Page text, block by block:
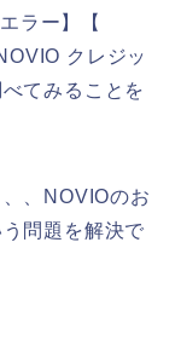
ラー】【
クレジッ
てみることを
、NOVIOのお
問題を解決で